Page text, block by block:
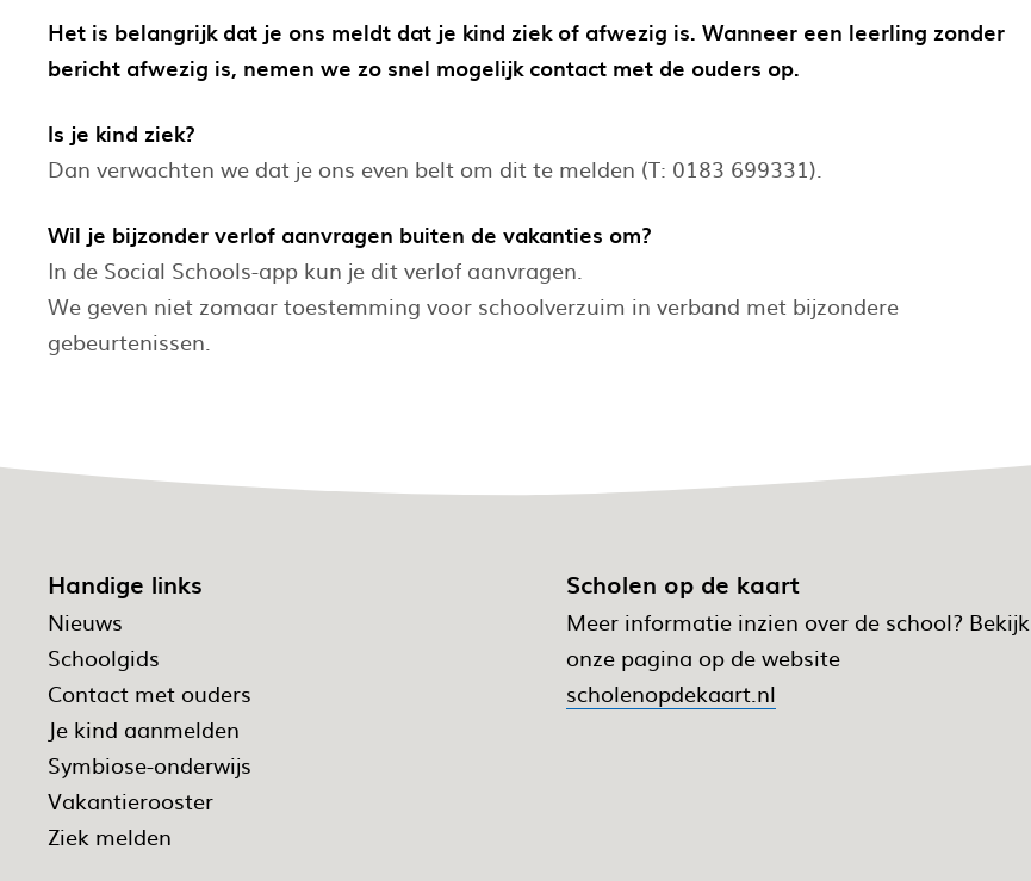
Het is belangrijk dat je ons meldt dat je kind ziek of afwezig is. Wanneer een leerling zonder
bericht afwezig is, nemen we zo snel mogelijk contact met de ouders op.
Is je kind ziek?
Dan verwachten we dat je ons even belt om dit te melden (T: 0183 699331).
Wil je bijzonder verlof aanvragen buiten de vakanties om?
In de Social Schools-app kun je dit verlof aanvragen.
We geven niet zomaar toestemming voor schoolverzuim in verband met bijzondere
gebeurtenissen.
Handige links
Nieuws
Schoolgids
Contact met ouders
Je kind aanmelden
Symbiose-onderwijs
Vakantierooster
Ziek melden
Scholen op de kaart
Meer informatie inzien over de school? Bekijk
onze pagina op de website
scholenopdekaart.nl